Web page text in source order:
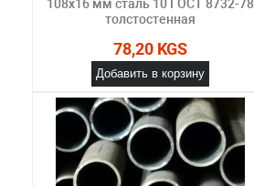
108х16 мм сталь 10 ГОСТ 8732-78
толстостенная
78,20 KGS
Добавить в корзину